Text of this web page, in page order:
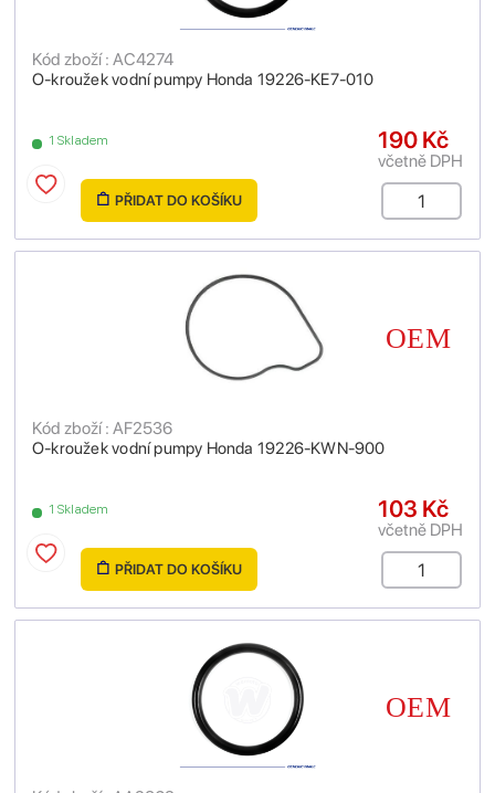
O-kroužek vodní pumpy Honda 19226-KE7-010
Kód zboží : AC4274
1 Skladem 190 Kč
včetně DPH
PŘIDAT DO KOŠÍKU
O-kroužek vodní pumpy Honda 19226-KWN-900
Kód zboží : AF2536
1 Skladem 103 Kč
včetně DPH
PŘIDAT DO KOŠÍKU